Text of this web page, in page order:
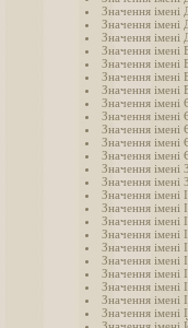
Значення імені
Значення імені
Значення імені
Значення імені
Значення імені
Значення імені
Значення імені
Значення імені
Значення імені
Значення імені
Значення імені
Значення імені
Значення імені
Значення імені
Значення імені
Значення імені
Значення імені
Значення імені
Значення імені
Значення імені
Значення імені
Значення імені
Значення імені
Значення імені